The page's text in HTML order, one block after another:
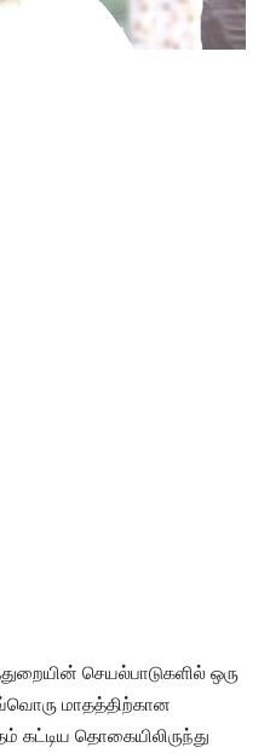
செயல்பாடுகளில் ஒரு
மாதத்திற்கான
தொகையிலிருந்து